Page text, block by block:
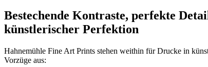
Bestechende Kontraste, perfekte
künstlerischer Perfektion
Hahnemühle Fine Art Prints stehen weithin für Drucke in
Vorzüge aus: